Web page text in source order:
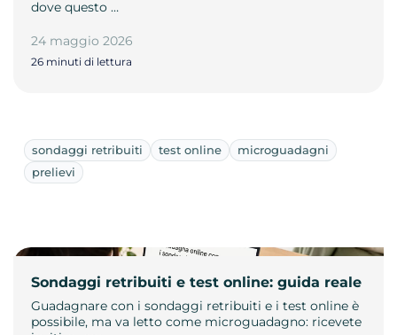
dove questo …
24 maggio 2026
26 minuti di lettura
sondaggi retribuiti test online
microguadagni
prelievi
Sondaggi retribuiti e test online: guida reale
Guadagnare con i sondaggi retribuiti e i test online è
possibile, ma va letto come microguadagno: ricevete